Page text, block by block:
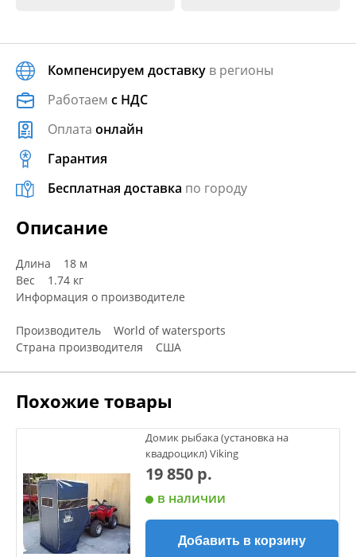
Компенсируем доставку в регионы
Работаем с НДС
Оплата онлайн
Гарантия
Бесплатная доставка по городу
Описание
Длина 18 м
Веc 1.74 кг
Информация о производителе
Производитель World of watersports
Страна производителя США
Похожие товары
Домик рыбака (установка на
квадроцикл) Viking
19 850 р.
в наличии
Добавить в корзину